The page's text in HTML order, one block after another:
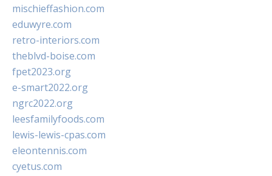
mischieffashion.com
eduwyre.com
retro-interiors.com
theblvd-boise.com
fpet2023.org
e-smart2022.org
ngrc2022.org
leesfamilyfoods.com
lewis-lewis-cpas.com
eleontennis.com
cyetus.com